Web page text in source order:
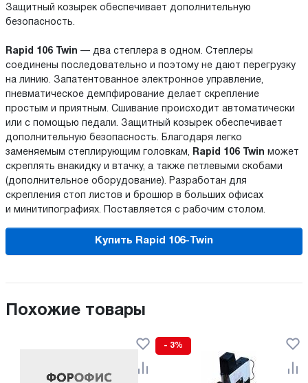
Защитный козырек обеспечивает дополнительную
безопасность.
Rapid 106 Twin — два степлера в одном. Степлеры
соединены последовательно и поэтому не дают перегрузку
на линию. Запатентованное электронное управление,
пневматическое демпфирование делает скрепление
простым и приятным. Сшивание происходит автоматически
или с помощью педали. Защитный козырек обеспечивает
дополнительную безопасность. Благодаря легко
заменяемым степлирующим головкам,
Rapid 106 Twin может
скреплять внакидку и втачку, а также петлевыми скобами
(дополнительное оборудование). Разработан для
скрепления стоп листов и брошюр в больших офисах
и минитипографиях. Поставляется с рабочим столом.
Купить Rapid 106-Twin
Похожие товары
- 3%